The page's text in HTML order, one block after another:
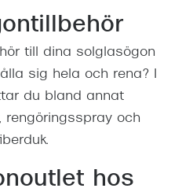
till dina solglasögon
sig hela och rena? I
du bland annat
rengöringsspray och
hos